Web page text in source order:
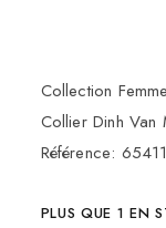
Collection Femme
Collier Dinh Van
Référence:
PLUS QUE 1 EN